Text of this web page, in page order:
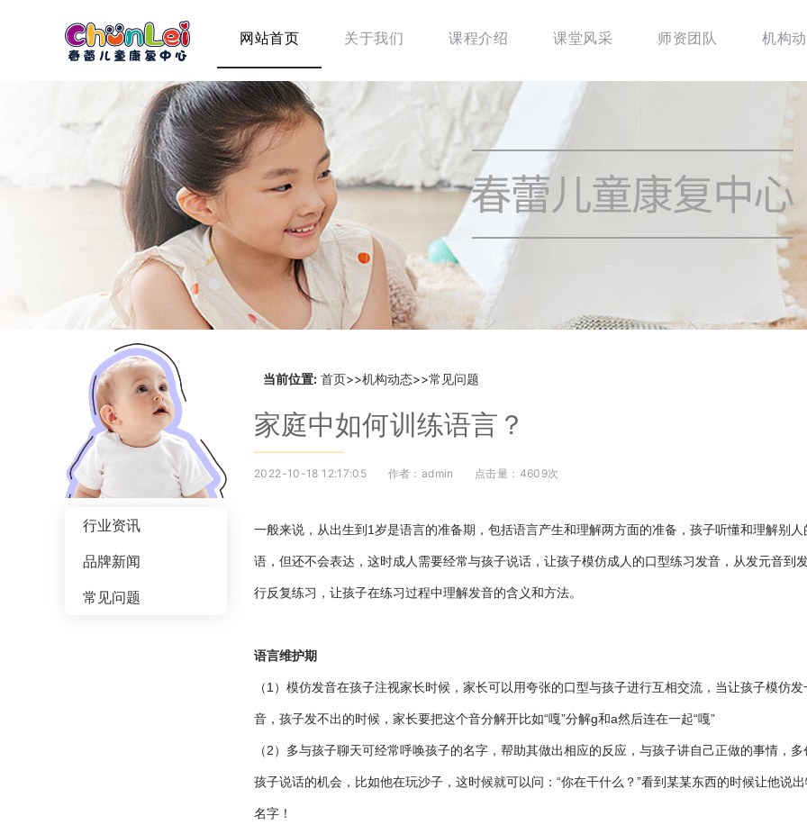
网站首页 关于我们 课程介绍 课堂风采 师资团队 机构
行业资讯
品牌新闻
常见问题
当前位置: 首页>>机构动态>>常见问题
家庭中如何训练语言？
2022-10-18 12:17:05 作者：admin 点击量：4609次
一般来说，从出生到1岁是语言的准备期，包括语言产生和理解两方面的准备，孩子听懂和理解别人
语，但还不会表达，这时成人需要经常与孩子说话，让孩子模仿成人的口型练习发音，从发元音到
行反复练习，让孩子在练习过程中理解发音的含义和方法。
语言维护期
（1）模仿发音在孩子注视家长时候，家长可以用夸张的口型与孩子进行互相交流，当让孩子模仿发
音，孩子发不出的时候，家长要把这个音分解开比如“嘎”分解g和a然后连在一起“嘎”
（2）多与孩子聊天可经常呼唤孩子的名字，帮助其做出相应的反应，与孩子讲自己正做的事情，多
孩子说话的机会，比如他在玩沙子，这时候就可以问：“你在干什么？”看到某某东西的时候让他说
名字！